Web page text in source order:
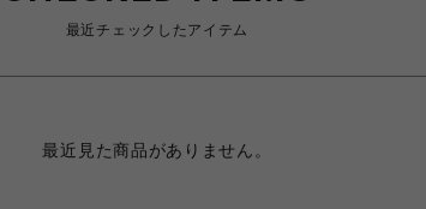
最近チェックしたアイテム
最近見た商品がありません。